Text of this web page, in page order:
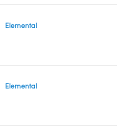
Elemental
Elemental